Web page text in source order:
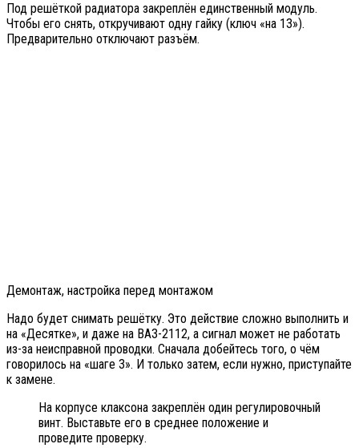
Под решёткой радиатора закреплён единственный модуль.
Чтобы его снять, откручивают одну гайку (ключ «на 13»).
Предварительно отключают разъём.
Демонтаж, настройка перед монтажом
Надо будет снимать решётку. Это действие сложно выполнить и
на «Десятке», и даже на ВАЗ-2112, а сигнал может не работать
из-за неисправной проводки. Сначала добейтесь того, о чём
говорилось на «шаге 3». И только затем, если нужно, приступайте
к замене.
На корпусе клаксона закреплён один регулировочный
винт. Выставьте его в среднее положение и
проведите проверку.